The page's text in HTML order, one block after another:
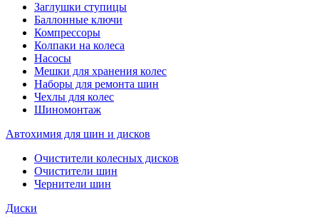
Заглушки ступицы
Баллонные ключи
Компрессоры
Колпаки на колеса
Насосы
Мешки для хранения колес
Наборы для ремонта шин
Чехлы для колес
Шиномонтаж
Автохимия для шин и дисков
Очистители колесных дисков
Очистители шин
Чернители шин
Диски